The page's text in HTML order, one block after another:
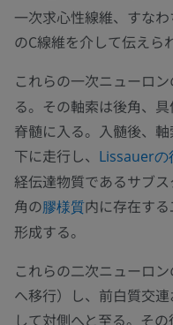
一次求心性線維、すな
のC線維を介して伝えら
これらの一次ニューロ
る。その軸索は後角、
脊髄に入る。入髄後、
下に走行し、 Lissauerの
経伝達物質であるサブ
角の膠様質内に存在す
形成する。
これらの二次ニューロ
へ移行）し、前白質交
して対側へと至る。そ